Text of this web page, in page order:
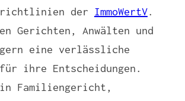
der ImmoWertV.
Gerichten, Anwälten und
eine verlässliche
ihre Entscheidungen.
Familiengericht,